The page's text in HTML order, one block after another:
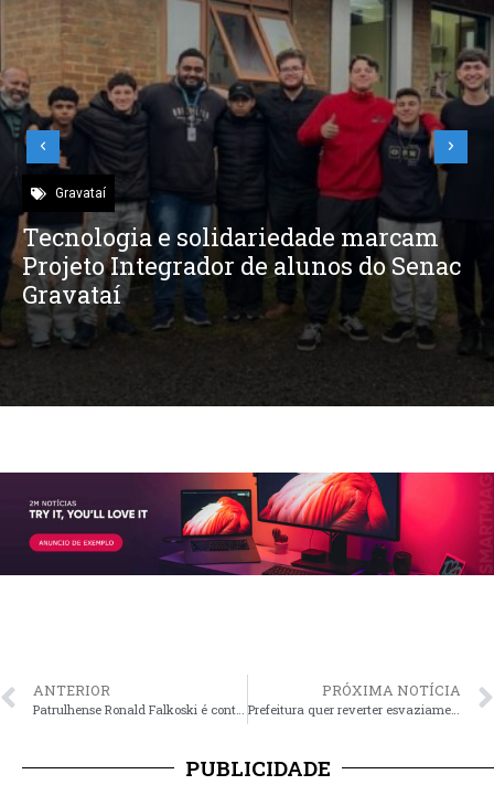
Gravataí
Tecnologia e solidariedade marcam
Projeto Integrador de alunos do Senac
Gravataí
ANTERIOR
Patrulhense Ronald Falkoski é contratado pelo Fortaleza até o fim de 2026
PRÓXIMA NOTÍCIA
Prefeitura quer reverter esvaziamento da oferta de viagens em linhas diretas via freeway para POA
PUBLICIDADE